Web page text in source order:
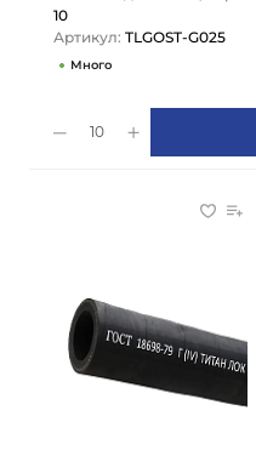
10
Артикул: TLGOST-G025
Много
10